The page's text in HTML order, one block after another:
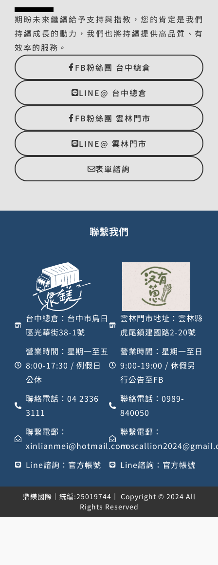
期盼未來繼續給予支持與指教，您的肯定是我們
持續成長的動力，我們也將持續提供高品質、有
效率的服務。
FB粉絲團 台中總倉
LINE@ 台中總倉
FB粉絲團 雲林門市
LINE@ 雲林門市
表單諮詢
聯繫我們
台中總倉：台中市烏日
區光華街38-1號
營業時間：星期一至五
8:00-17:30 / 例假日
公休
聯絡電話：04 2336
3111
聯繫電郵：
xinlianmei@hotmail.com
Line諮詢：官方帳號
雲林門市地址：雲林縣
虎尾鎮建國路2-20號
營業時間：星期一至日
9:00-19:00 / 休假另
行公告至FB
聯絡電話：0989-
840050
聯繫電郵：
Line諮詢：官方帳號
鼎鎂國際｜統編:25019744｜ Copyright © 2024 All
Rights Reserved